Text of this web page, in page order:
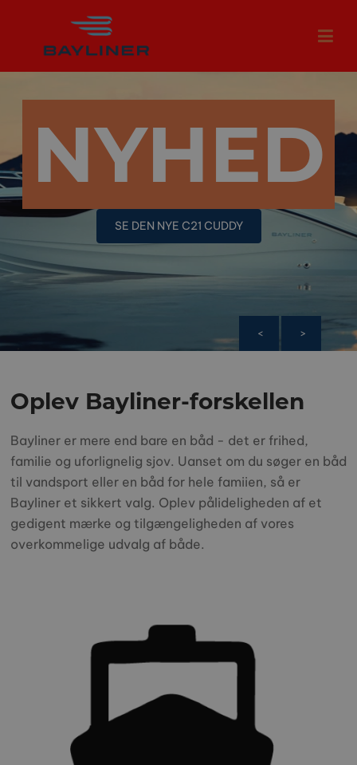
NYHED
SE DEN NYE C21 CUDDY
< >
Oplev Bayliner-forskellen
Bayliner er mere end bare en båd - det er frihed,
familie og uforlignelig sjov. Uanset om du søger en båd
til vandsport eller en båd for hele famiien, så er
Bayliner et sikkert valg. Oplev pålideligheden af et
gedigent mærke og tilgængeligheden af vores
overkommelige udvalg af både.